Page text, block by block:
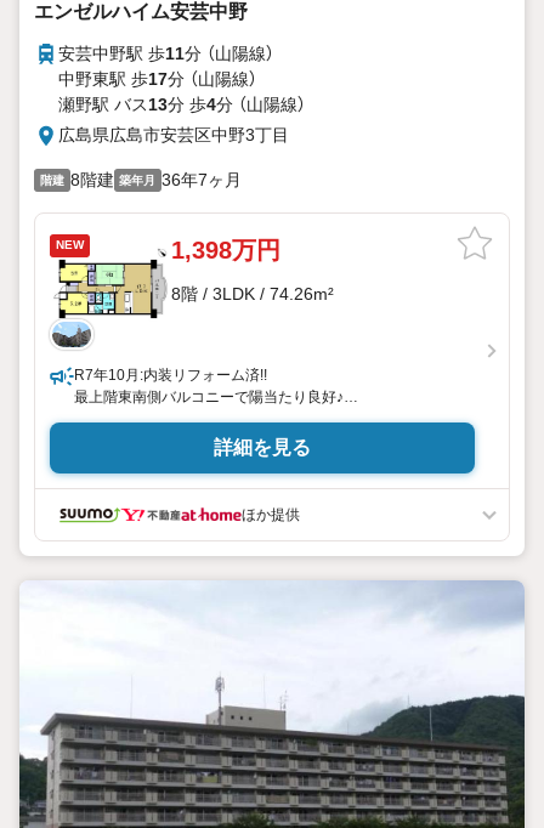
エンゼルハイム安芸中野
安芸中野駅 歩11分 （山陽線）
中野東駅 歩17分 （山陽線）
瀬野駅 バス13分 歩4分 （山陽線）
広島県広島市安芸区中野3丁目
階建 8階建 築年月 36年7ヶ月
NEW 1,398万円
8階 / 3LDK / 74.26m²
R7年10月:内装リフォーム済!!
最上階東南側バルコニーで陽当たり良好♪
小学校・保育園近く、子育て家族にもぴったりの住環境で
住まいの事ならマツダスタジアム近くの日東リバティへ!!チラ
シやネット広告に載っていない物件もご紹介できます。広島
市内はもちろん廿日市から呉・東広島まで6000物件の豊富な
情報量!!
TV電話やLINE等でオンライン案内も可能です。お気軽にお申
くのお客様に信頼と信用を頂き、広島県下でも有数の不動産
グループへ成長することができました。「人と人、心と心」こ
れからもこの精神を大切に、お客様へのサポートをさせて頂
きます。
株式会社日東リバティ
〒732-0818
広島市南区段原日出2丁目2-22-2F
詳細を見る
ほか提供